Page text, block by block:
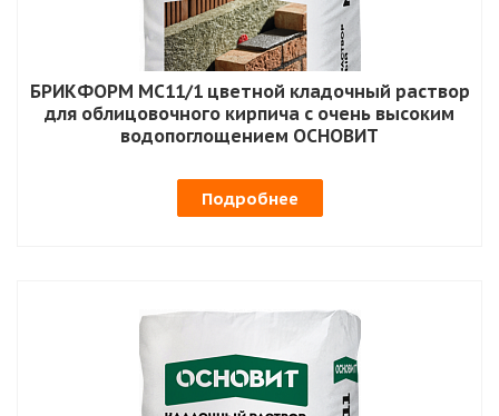
БРИКФОРМ MC11/1 цветной кладочный раствор
для облицовочного кирпича с очень высоким
водопоглощением ОСНОВИТ
Подробнее